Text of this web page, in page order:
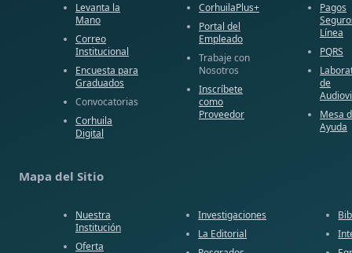
Levanta la
Mano
Correo
Institucional
Encuesta para
Graduados
Convocatorias
Corhuila
Digital
CorhuilaPlus+
Portal del
Empleado
Trabaje con
Nosotros
Inscríbete
como
Proveedor
Pagos
Línea
PQRS
de
Mesa
Ayuda
Mapa del Sitio
Nuestra
Institución
Oferta
Investigaciones
La Editorial